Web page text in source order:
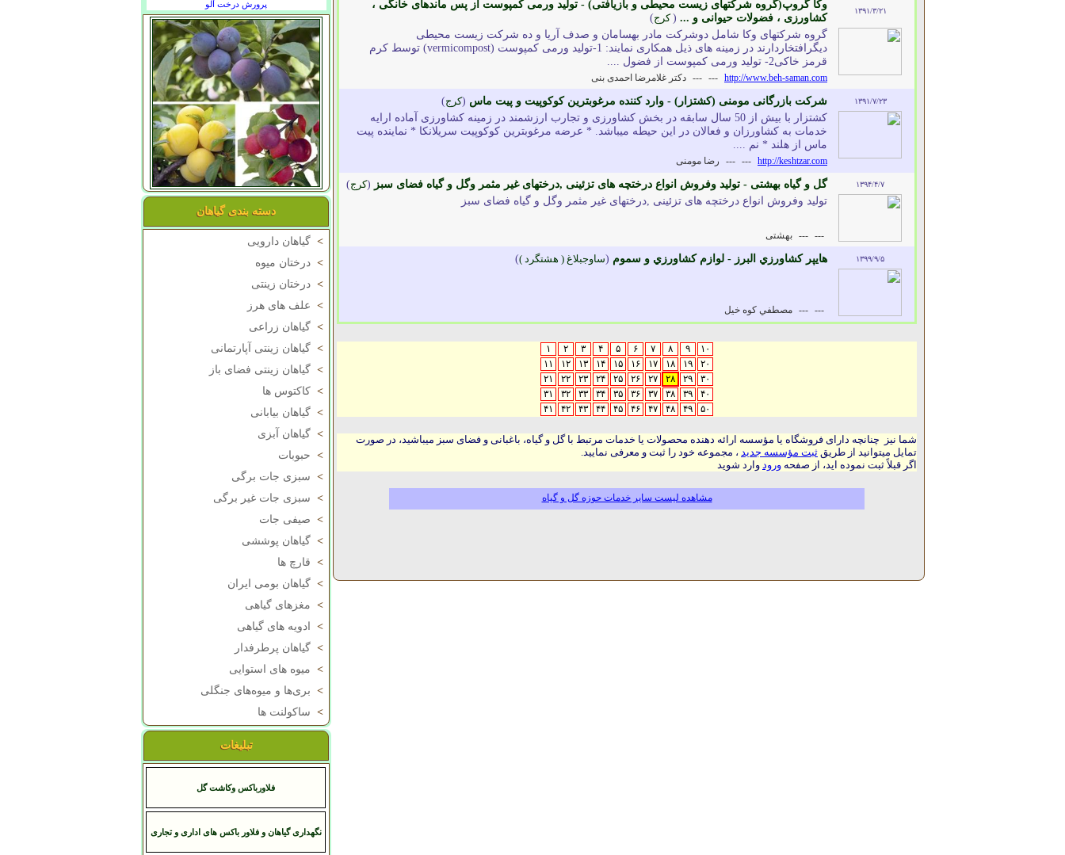
پرورش درخت آلو
دسته بندی گیاهان
> گیاهان دارویی
> درختان میوه
> درختان زینتی
> علف های هرز
> گیاهان زراعی
> گیاهان زینتی آپارتمانی
> گیاهان زینتی فضای باز
> کاکتوس ها
> گیاهان بیابانی
> گیاهان آبزی
> حبوبات
> سبزی جات برگی
> سبزی جات غیر برگی
> صیفی جات
> گیاهان پوششی
> قارچ ها
> گیاهان بومی ایران
> مغزهای گیاهی
>
ادویه های گیاهی
> گیاهان پرطرفدار
> میوه های استوایی
> بری‌ها و میوه‌های جنگلی
> ساکولنت ها
تبلیغات
فلاورباکس وکاشت گل
نگهداری گیاهان و فلاور باکس های اداری و تجاری
۱۳۹۱/۳/۲۱
وکا گروپ(گروه شرکتهای زیست محیطی و بازیافتی) - تولید ورمی کمپوست از پس ماندهای خانگی ،
کشاورزی ، فضولات حیوانی و ... (کرج)
گروه شرکتهای وکا شامل دوشرکت مادر بهسامان و صدف آریا و ده شرکت زیست محیطی
دیگرافتخاردارند در زمینه های ذیل همکاری نمایند: 1-تولید ورمی کمپوست (vermicompost) توسط کرم
قرمز خاکی2- تولید ورمی کمپوست از فضول ....
http://www.beh-saman.com
---
--- دکتر غلامرضا احمدی بنی
۱۳۹۱/۷/۲۳ شرکت بازرگانی مومنی (کشتزار) - وارد کننده مرغوبترین کوکوپیت و پیت ماس (کرج)
کشتزار با بیش از 50 سال سابقه در بخش کشاورزی و تجارب ارزشمند در زمینه کشاورزی آماده ارایه
خدمات به کشاورزان و فعالان در این حیطه میباشد. * عرضه مرغوبترین کوکوپیت سریلانکا * نماینده پیت
ماس از هلند * نم ....
http://keshtzar.com
---
--- رضا مومنی
۱۳۹۴/۴/۷ گل و گیاه بهشتی - تولید وفروش انواع درختچه های تزئینی ,درختهای غیر مثمر وگل و گیاه فضای سبز (کرج)
تولید وفروش انواع درختچه های تزئینی ,درختهای غیر مثمر وگل و گیاه فضای سبز
---
--- بهشتی
۱۳۹۹/۹/۵ هايپر کشاورزي البرز - لوازم کشاورزي و سموم (ساوجبلاغ ( هشتگرد ))
---
--- مصطفي کوه خيل
۱ ۲ ۳ ۴ ۵ ۶ ۷ ۸ ۹
۱۰
۱۱
۱۲ ۱۳ ۱۴ ۱۵ ۱۶ ۱۷ ۱۸ ۱۹
۲۰
۲۱
۲۲ ۲۳ ۲۴ ۲۵ ۲۶ ۲۷ ۲۸ ۲۹
۳۰
۳۱
۳۲ ۳۳ ۳۴ ۳۵ ۳۶ ۳۷ ۳۸ ۳۹
۴۰
۴۱
۴۲ ۴۳ ۴۴ ۴۵ ۴۶ ۴۷ ۴۸ ۴۹ ۵۰
شما نیز چنانچه دارای فروشگاه یا مؤسسه ارائه دهنده محصولات یا خدمات مرتبط با گل و گیاه، باغبانی و فضای سبز میباشید، در صورت
تمایل میتوانید از طریق ثبت مؤسسه جدید ، مجموعه خود را ثبت و معرفی نمایید.
اگر قبلاً ثبت نموده اید، از صفحه ورود وارد شوید
مشاهده لیست سایر خدمات حوزه گل و گیاه